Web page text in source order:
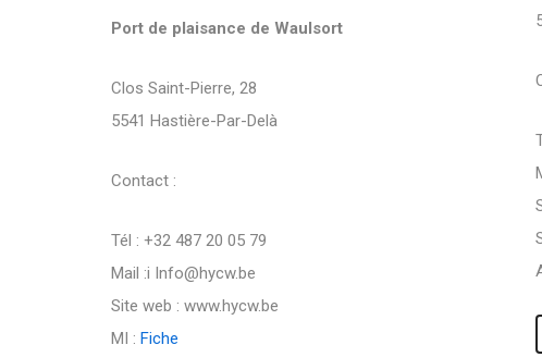
Port de plaisance de Waulsort
Clos Saint-Pierre, 28
5541 Hastière-Par-Delà
Contact :
Tél : +32 487 20 05 79
Mail :i Info@hycw.be
Site web : www.hycw.be
MI : Fiche